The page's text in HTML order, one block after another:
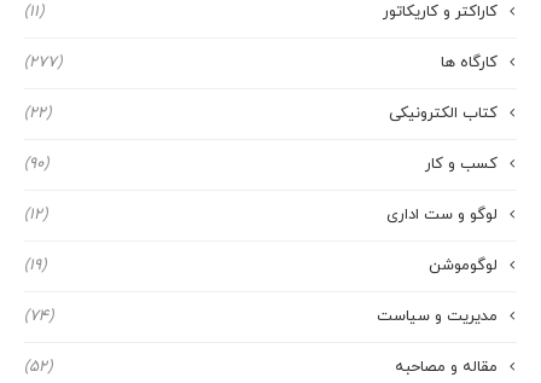
کاراکتر و کاریکاتور (11)
کارگاه ها (277)
کتاب الکترونیکی (22)
کسب و کار (90)
لوگو و ست اداری (12)
لوگوموشن (19)
مدیریت و سیاست (74)
مقاله و مصاحبه (52)